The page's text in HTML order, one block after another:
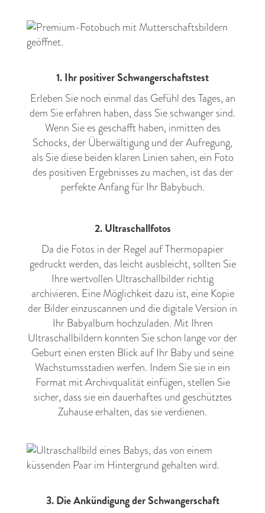
1. Ihr positiver Schwangerschaftstest
Erleben Sie noch einmal das Gefühl des Tages, an
dem Sie erfahren haben, dass Sie schwanger sind.
Wenn Sie es geschafft haben, inmitten des
Schocks, der Überwältigung und der Aufregung,
als Sie diese beiden klaren Linien sahen, ein Foto
des positiven Ergebnisses zu machen, ist das der
perfekte Anfang für Ihr Babybuch.
2. Ultraschallfotos
Da die Fotos in der Regel auf Thermopapier
gedruckt werden, das leicht ausbleicht, sollten Sie
Ihre wertvollen Ultraschallbilder richtig
archivieren. Eine Möglichkeit dazu ist, eine Kopie
der Bilder einzuscannen und die digitale Version in
Ihr Babyalbum hochzuladen. Mit Ihren
Ultraschallbildern konnten Sie schon lange vor der
Geburt einen ersten Blick auf Ihr Baby und seine
Wachstumsstadien werfen. Indem Sie sie in ein
Format mit Archivqualität einfügen, stellen Sie
sicher, dass sie ein dauerhaftes und geschütztes
Zuhause erhalten, das sie verdienen.
3. Die Ankündigung der Schwangerschaft